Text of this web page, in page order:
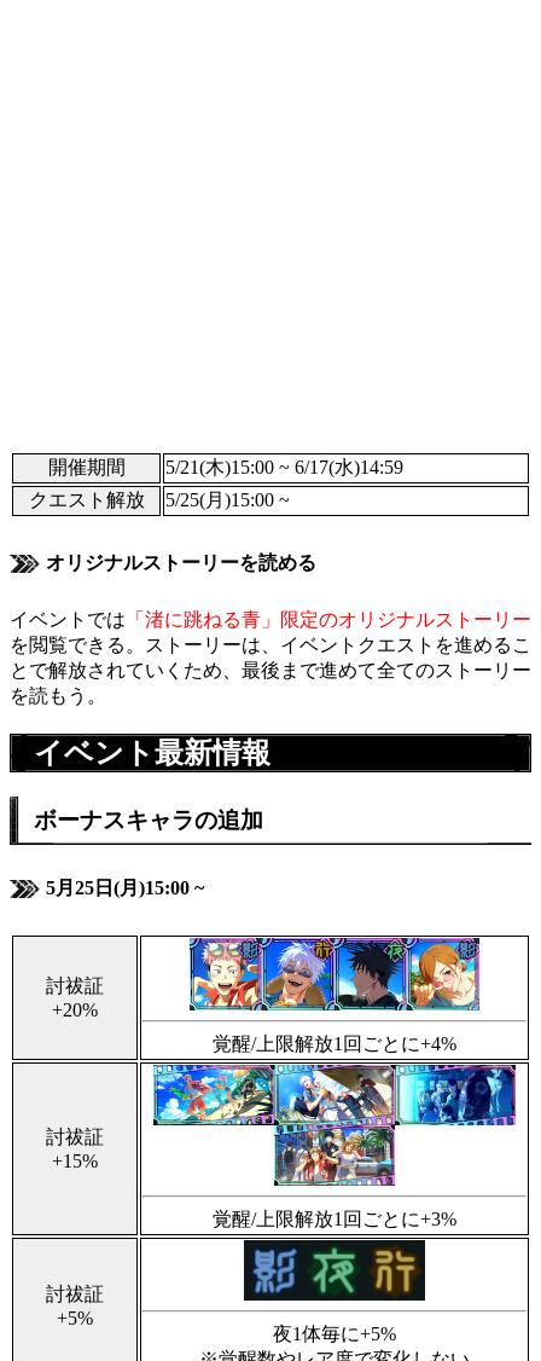
開催期間
5/21(木)15:00 ~ 6/17(水)14:59
クエスト解放
5/25(月)15:00 ~
オリジナルストーリーを読める
イベントでは 「渚に跳ねる青」限定のオリジナルストーリー
を閲覧できる。ストーリーは、イベントクエストを進めるこ
とで解放されていくため、最後まで進めて全てのストーリー
を読もう。
イベント最新情報
ボーナスキャラの追加
5月25日(月)15:00 ~
討祓証
+20%
覚醒/上限解放1回ごとに+4%
討祓証
+15%
覚醒/上限解放1回ごとに+3%
討祓証
+5%
夜1体毎に+5%